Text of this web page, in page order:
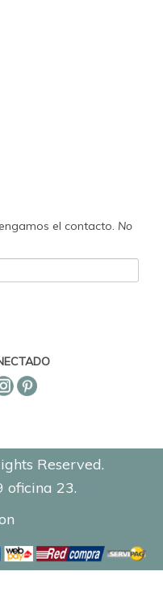
el contacto. No
Reserved.
oficina 23.